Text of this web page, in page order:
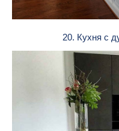
20. Кухня с